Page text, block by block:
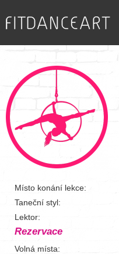
Místo konání lekce:
Taneční styl:
Lektor:
Rezervace
Volná místa: